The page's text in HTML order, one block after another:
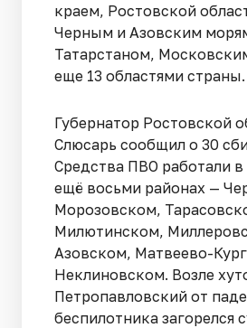
краем, Ростовской
Черным и Азовским
Татарстаном,
еще 13 областями страны.
Губернатор Ростовской
Слюсарь сообщил о 30
Средства ПВО работали в
ещё восьми районах —
Морозовском,
Милютинском,
Азовском, Матвеево-
Неклиновском. Возле
Петропавловский от
беспилотника загорелся